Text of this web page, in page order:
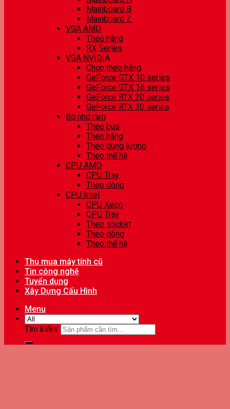
Mainboard B
Mainboard Z
VGA AMD
Theo hãng
RX Series
VGA NVIDIA
Chọn theo hãng
GeForce GTX 10 series
GeForce GTX 16 series
GeForce RTX 20 series
GeForce RTX 30 series
Bộ nhớ ram
Theo bus
Theo hãng
Theo dung lượng
Theo thế hệ
CPU AMD
CPU Tray
Theo dòng
CPU Intel
CPU Xeon
CPU Tray
Theo socket
Theo dòng
Theo thế hệ
Thu mua máy tính cũ
Tin công nghệ
Tuyển dụng
Xây Dựng Cấu Hình
Menu
Tìm kiếm: